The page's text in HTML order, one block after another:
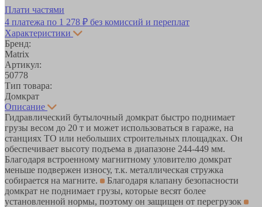
Плати частями
4 платежа по 1 278 ₽ без комиссий и переплат
Характеристики
Бренд:
Matrix
Артикул:
50778
Тип товара:
Домкрат
Описание
Гидравлический бутылочный домкрат быстро поднимает
грузы весом до 20 т и может использоваться в гараже, на
станциях ТО или небольших строительных площадках. Он
обеспечивает высоту подъема в диапазоне 244-449 мм.
Благодаря встроенному магнитному уловителю домкрат
меньше подвержен износу, т.к. металлическая стружка
собирается на магните.
Благодаря клапану безопасности
домкрат не поднимает грузы, которые весят более
установленной нормы, поэтому он защищен от перегрузок